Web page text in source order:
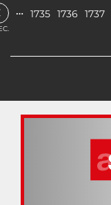
… 1735 1736 1737